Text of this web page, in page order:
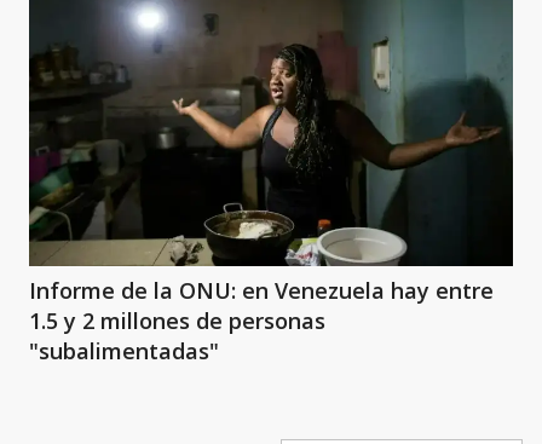
Informe de la ONU: en Venezuela hay entre
1.5 y 2 millones de personas
"subalimentadas"